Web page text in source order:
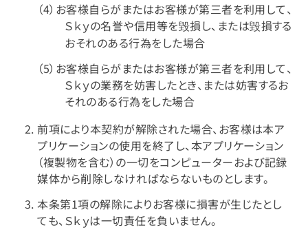
（4）お客様自らがまたはお客様が第三者を利用して、
Ｓｋｙの名誉や信用等を毀損し、または毀損する
おそれのある行為をした場合
（5）お客様自らがまたはお客様が第三者を利用して、
Ｓｋｙの業務を妨害したとき、または妨害するお
それのある行為をした場合
前項により本契約が解除された場合、お客様は本ア
プリケーションの使用を終了し、本アプリケーション
（複製物を含む）の一切をコンピューターおよび記録
媒体から削除しなければならないものとします。
本条第1項の解除によりお客様に損害が生じたとし
ても、Ｓｋｙは一切責任を負いません。